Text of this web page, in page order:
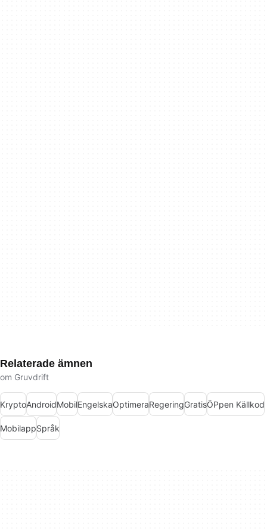
Relaterade ämnen
om Gruvdrift
KryptoAndroidMobilEngelskaOptimeraRegeringGratisÖPpen Källkod
MobilappSpråk